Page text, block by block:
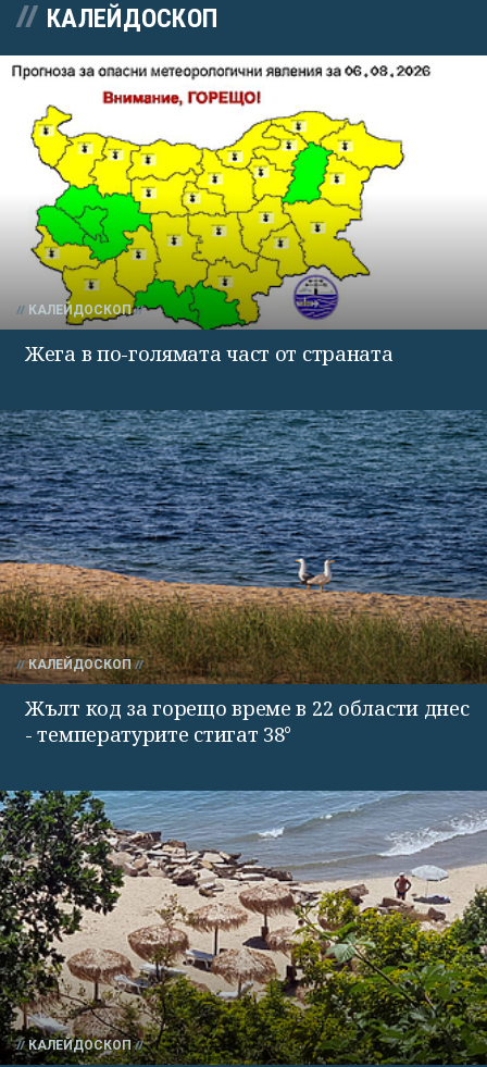
КАЛЕЙДОСКОП
КАЛЕЙДОСКОП
Жега в по-голямата част от страната
КАЛЕЙДОСКОП
Жълт код за горещо време в 22 области днес
- температурите стигат 38°
КАЛЕЙДОСКОП